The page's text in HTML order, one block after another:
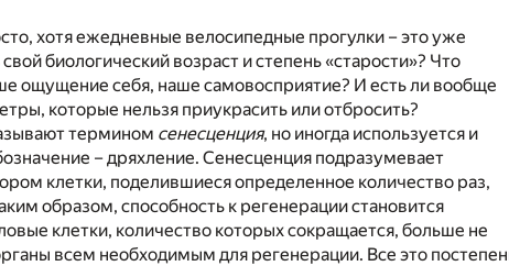
хотя ежедневные велосипедные прогулки – это уже
биологический возраст и степень «старости»? Что
ощущение себя, наше самовосприятие? И есть ли вообще
которые нельзя приукрасить или отбросить?
термином сенесценция, но иногда используется и
– дряхление. Сенесценция подразумевает
клетки, поделившиеся определенное количество раз,
образом, способность к регенерации становится
клетки, количество которых сокращается, больше не
всем необходимым для регенерации. Все это